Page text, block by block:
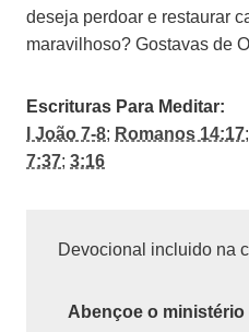
deseja perdoar e restaurar
maravilhoso? Gostavas de
Escrituras Para Meditar:
I João 7-8; Romanos 14:17;
7:37; 3:16
Devocional incluido na
Abençoe o ministério